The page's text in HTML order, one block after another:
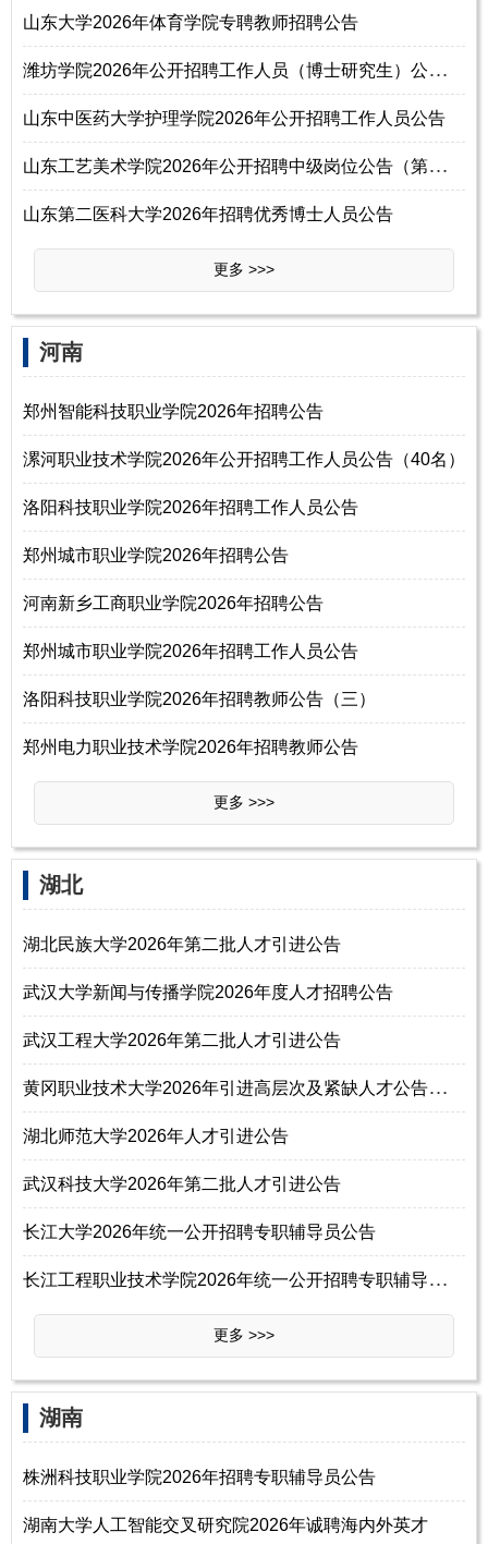
山东大学2026年体育学院专聘教师招聘公告
潍
坊学院2026年公开招聘工作人员（博士研究生）公告（第二批）
山东中医药大学护理学院2026年公开招聘工作人员公告
山
东工艺美术学院2026年公开招聘中级岗位公告（第一批）
山东第二医科大学2026年招聘优秀博士人员公告
更多 >>>
河南
郑州智能科技职业学院2026年招聘公告
漯河职业技术学院2026年公开招聘工作人员公告（40名）
洛阳科技职业学院2026年招聘工作人员公告
郑州城市职业学院2026年招聘公告
河南新乡工商职业学院2026年招聘公告
郑州城市职业学院2026年招聘工作人员公告
洛阳科技职业学院2026年招聘教师公告（三）
郑州电力职业技术学院2026年招聘教师公告
更多 >>>
湖北
湖北民族大学2026年第二批人才引进公告
武汉大学新闻与传播学院2026年度人才招聘公告
武汉工程大学2026年第二批人才引进公告
黄
冈职业技术大学2026年引进高层次及紧缺人才公告（42名）
湖北师范大学2026年人才引进公告
武汉科技大学2026年第二批人才引进公告
长江大学2026年统一公开招聘专职辅导员公告
长
江工程职业技术学院2026年统一公开招聘专职辅导员公告
更多 >>>
湖南
株洲科技职业学院2026年招聘专职辅导员公告
湖南大学人工智能交叉研究院2026年诚聘海内外英才